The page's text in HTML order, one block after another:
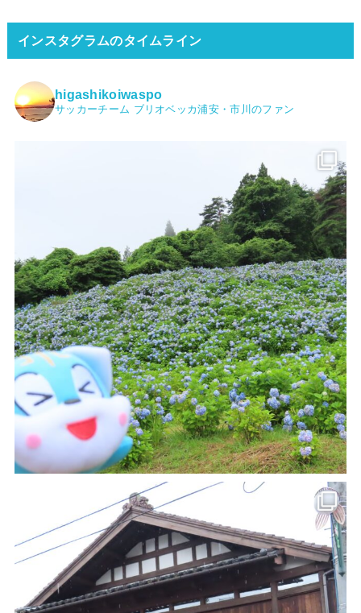
インスタグラムのタイムライン
higashikoiwaspo
サッカーチーム ブリオベッカ浦安・市川のファン